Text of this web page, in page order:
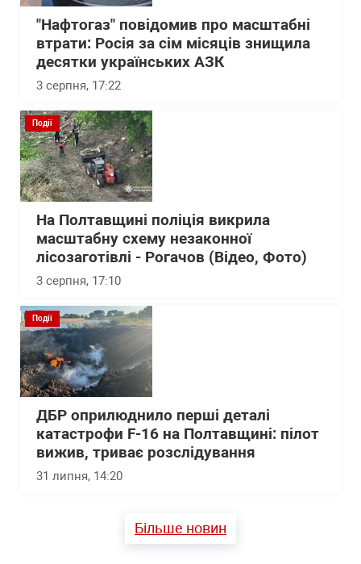
"Нафтогаз" повідомив про масштабні
втрати: Росія за сім місяців знищила
десятки українських АЗК
3 серпня, 17:22
Події
На Полтавщині поліція викрила
масштабну схему незаконної
лісозаготівлі - Рогачов (Відео, Фото)
3 серпня, 17:10
Події
ДБР оприлюднило перші деталі
катастрофи F-16 на Полтавщині: пілот
вижив, триває розслідування
31 липня, 14:20
Більше новин